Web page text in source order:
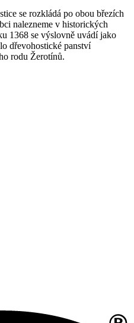
se rozkládá po obou březích
nalezneme v historických
1368 se výslovně uvádí jako
dřevohostické panství
rodu Žerotínů.